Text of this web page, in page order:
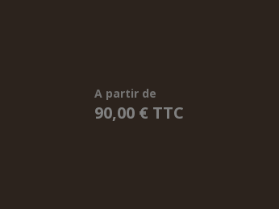
A partir de
90,00 € TTC